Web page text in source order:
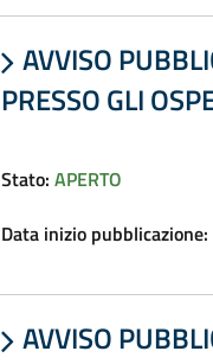
 AVVISO
PRESSO GLI
Stato: APERTO
Data inizio pubblicazione:
 AVVISO